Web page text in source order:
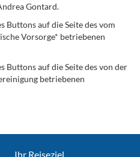
Gontard.
Buttons auf die Seite des vom
Vorsorge* betriebenen
Buttons auf die Seite des von der
betriebenen
Ihr Reiseziel